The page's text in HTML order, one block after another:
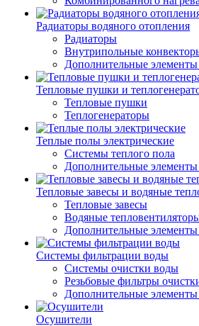
Радиаторы водяного отопления
Радиаторы
Внутрипольные
Дополнительные элементы
Тепловые пушки и
Тепловые пушки
Теплогенераторы
Теплые полы электрические
Системы теплого пола
Дополнительные элементы
Тепловые завесы и водяные
Тепловые завесы
Водяные
Дополнительные элементы
Системы фильтрации воды
Системы очистки воды
Резьбовые фильтры
Дополнительные
Осушители